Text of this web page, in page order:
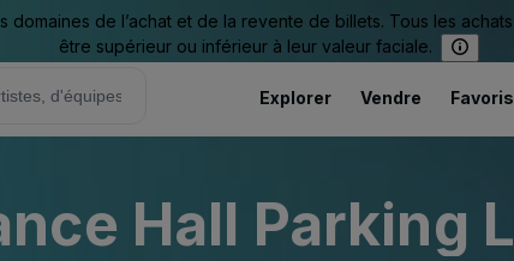
de l’achat et de la revente de billets. Tous les
être supérieur ou inférieur à leur valeur faciale.
Explorer Vendre Favoris
Hall Parking